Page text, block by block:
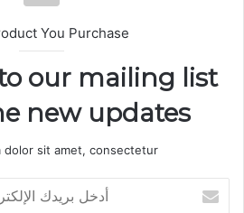
You Purchase
our mailing list
new updates!
dolor sit amet, consectetur.